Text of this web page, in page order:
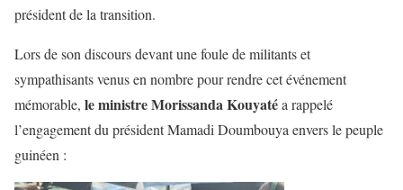
président de la transition.
Lors de son discours devant une foule de militants et
sympathisants venus en nombre pour rendre cet événement
mémorable, le ministre Morissanda Kouyatéa rappelé
l’engagement du président Mamadi Doumbouya envers le peuple
guinéen :